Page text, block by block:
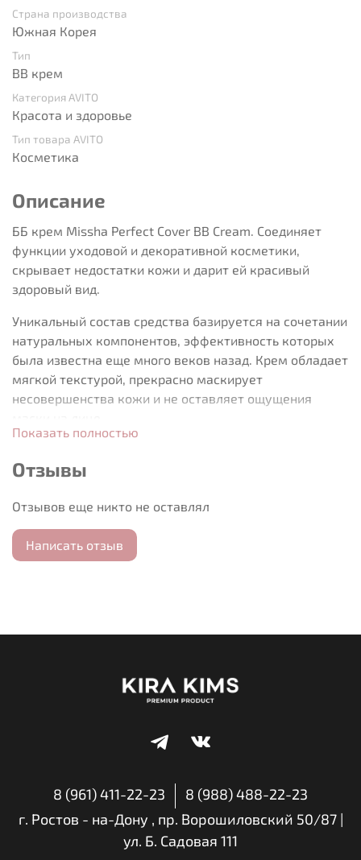
Страна производства
Южная Корея
Тип
BB крем
Категория AVITO
Красота и здоровье
Тип товара AVITO
Косметика
Описание
ББ крем Missha Perfect Cover BB Cream. Соединяет
функции уходовой и декоративной косметики,
скрывает недостатки кожи и дарит ей красивый
здоровый вид.
Уникальный состав средства базируется на сочетании
натуральных компонентов, эффективность которых
была известна еще много веков назад. Крем обладает
мягкой текстурой, прекрасно маскирует
несовершенства кожи и не оставляет ощущения
нанесите крем на очищенную кожу, или после
всему лицу равномерным слоем руками, с помощью
кисти или спонжа.
Показать полностью
Отзывы
Отзывов еще никто не оставлял
Написать отзыв
8 (961) 411-22-23
8 (988) 488-22-23
г. Ростов - на-Дону , пр. Ворошиловский 50/87 |
ул. Б. Садовая 111